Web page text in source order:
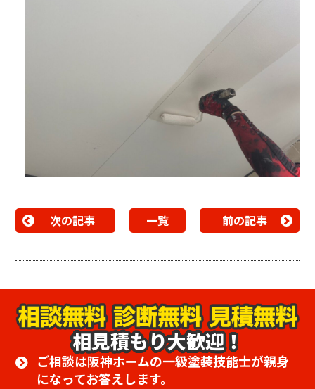
次の記事 一覧 前の記事
相見積もり大歓迎！
ご相談は阪神ホームの一級塗装技能士が親身
になってお答えします。